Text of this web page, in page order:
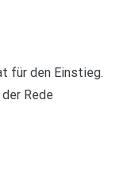
für den Einstieg.
Rede